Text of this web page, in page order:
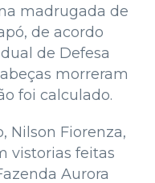
madrugada de
de acordo
de Defesa
morreram
foi calculado.
Nilson Fiorenza,
vistorias feitas
Aurora